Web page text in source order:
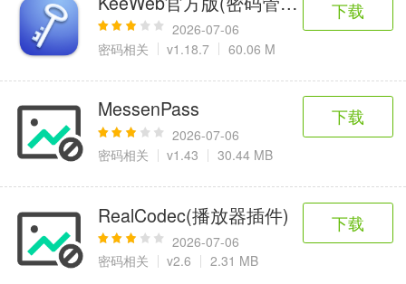
2026-07-06
密码相关
v1.18.7 60.06 M
下载
MessenPass
2026-07-06
密码相关
v1.43 30.44 MB
下载
RealCodec(播放器插件)
2026-07-06
密码相关
v2.6 2.31 MB
下载